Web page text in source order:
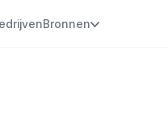
Bronnen